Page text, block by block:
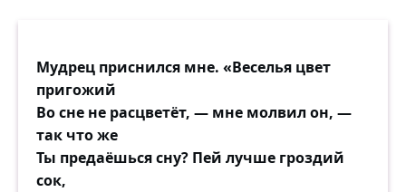
Мудрец приснился мне. «Веселья цвет
пригожий
Во сне не расцветёт, — мне молвил он, —
так что же
Ты предаёшься сну? Пей лучше гроздий
сок,